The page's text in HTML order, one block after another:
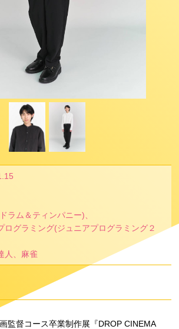
ラム＆ティンパニー)、
ログラミング(ジュニアプログラミング２
人、麻雀
監督コース卒業制作展『DROP CINEMA